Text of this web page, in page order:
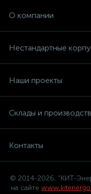
О компании
Нестандартные
Наши проекты
Склады и
Контакты
© 2014-2026, "КИТ-
на сайте